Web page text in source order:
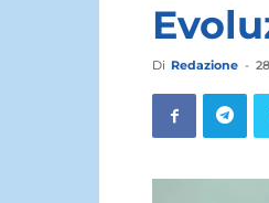
Di Redazione -